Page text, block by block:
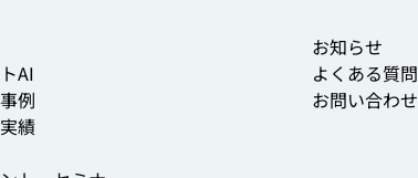
AI
例
績
お知らせ
よくある質問
お問い合わせ